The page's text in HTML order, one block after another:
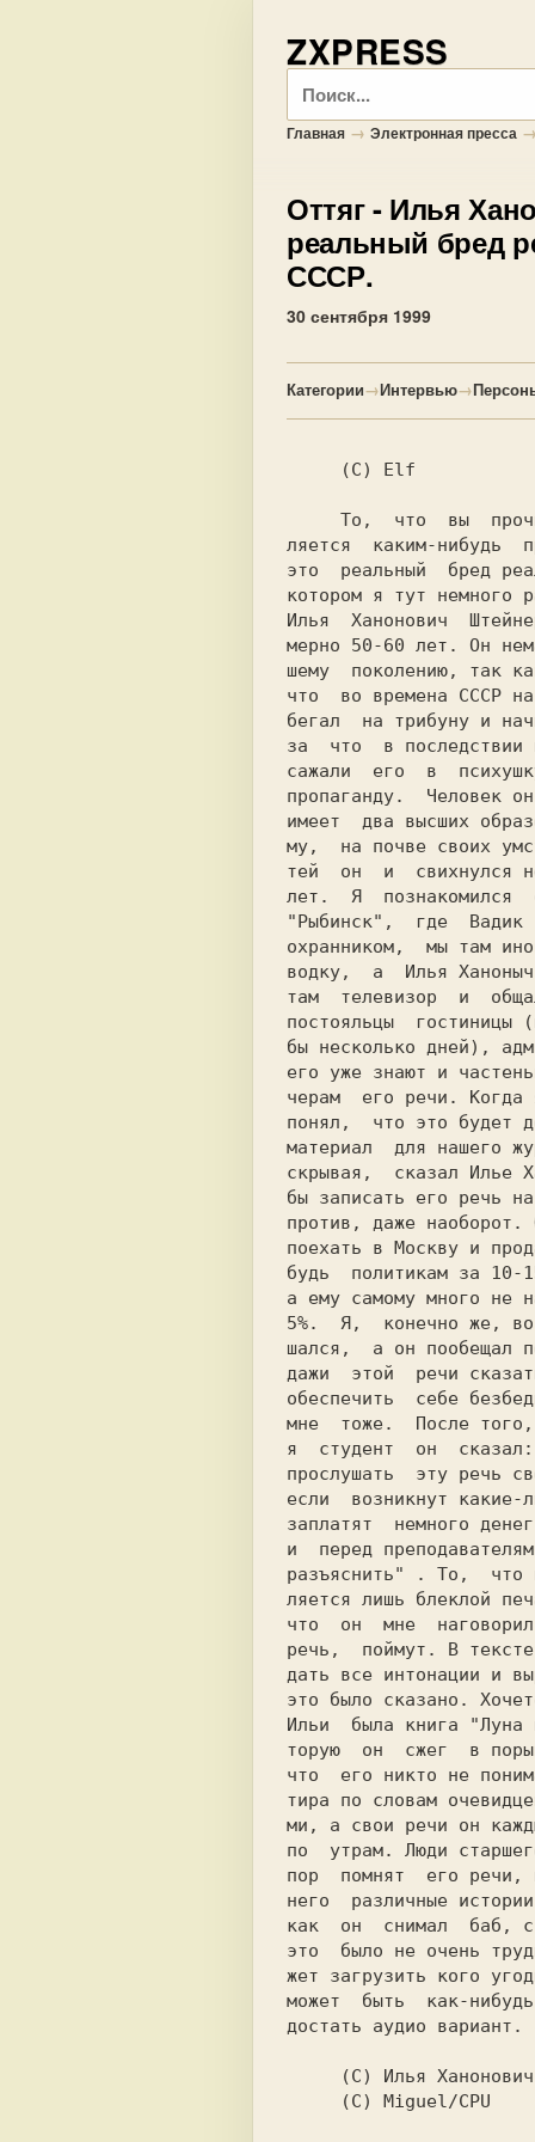
ZXPRESS
Поиск
Главная → Электронная пресса →
Оттяг- Илья
реальный бред
СССР.
30 сентября 1999
Категории→Интервью→
ляется  каким-нибудь
это  реальный  бред
котором я тут немного
Илья  Ханонович
мерно 50-60 лет. Он
шему  поколению, так
что  во времена СССР
бегал  на трибуну и
за  что  в последствии
сажали  его  в
пропаганду.  Человек
имеет  два высших
му,  на почве своих
тей  он  и  свихнулся
лет.  Я  познакомился
"Рыбинск",  где  Вадик
охранником,  мы там
водку,  а  Илья Ханоныч
там  телевизор  и
постояльцы  гостиницы
бы несколько дней),
его уже знают и
черам  его речи. Когда
понял,  что это будет
материал  для нашего
скрывая,  сказал Илье
бы записать его речь
против, даже наоборот.
поехать в Москву и
будь  политикам за 10-
а ему самому много не
5%.  Я,  конечно же,
шался,  а он пообещал
дажи  этой  речи
обеспечить  себе
мне  тоже.  После
я  студент  он
прослушать  эту речь
если  возникнут какие-
заплатят  немного
и  перед
разъяснить" . То,  что
ляется лишь блеклой
что  он  мне
речь,  поймут. В
дать все интонации и
это было сказано.
Ильи  была книга
торую  он  сжег  в
что  его никто не
тира по словам
ми, а свои речи он
по  утрам. Люди
пор  помнят  его речи,
него  различные
как  он  снимал  баб, с
это  было не очень
жет загрузить кого
может  быть  как-
достать аудио вариант.